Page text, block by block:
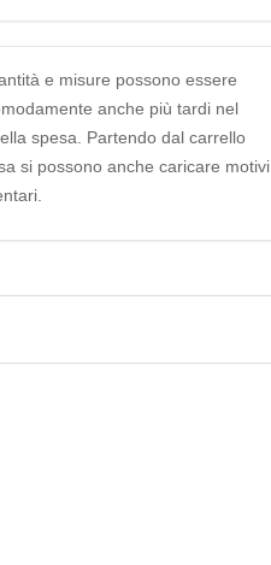
e misure possono essere
anche più tardi nel
spesa. Partendo dal carrello
si possono anche caricare motivi